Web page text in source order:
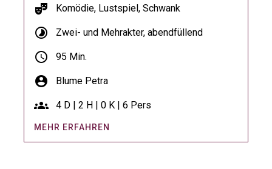
theater_comedy Komödie, Lustspiel, Schwank
timelapse Zwei- und Mehrakter, abendfüllend
schedule 95 Min.
account_circle Blume Petra
groups 4 D | 2 H | 0 K | 6 Pers
MEHR ERFAHREN